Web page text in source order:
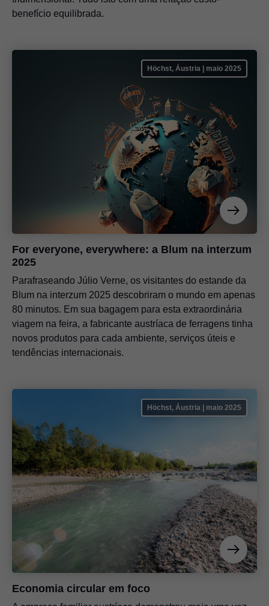
benefício equilibrada.
Höchst, Áustria | maio 2025
For everyone, everywhere: a Blum na interzum
2025
Parafraseando Júlio Verne, os visitantes do estande da
Blum na interzum 2025 descobriram o mundo em apenas
80 minutos. Em sua bagagem para esta extraordinária
viagem na feira, a fabricante austríaca de ferragens tinha
novos produtos para cada ambiente, serviços úteis e
tendências internacionais.
Höchst, Áustria | maio 2025
Economia circular em foco